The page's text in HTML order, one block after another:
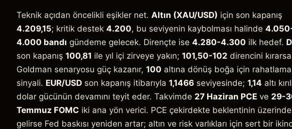
Teknik açıdan öncelikli eşikler net. Altın (XAU/USD) için son kapanış
4.209,15; kritik destek 4.200, bu seviyenin kaybolması halinde
4.000 bandı gündeme gelecek. Dirençte ise 4.280-4.300 ilk hedef.
son kapanış 100,81 ile yıl içi zirveye yakın; 101,50-102 direncini kırarsa
Goldman senaryosu güç kazanır, 100 altına dönüş boğa için rahatlama
sinyali. EUR/USD son kapanış itibarıyla 1,1466 seviyesinde; 1,14 altı
dolar gücünün devamını teyit eder. Takvimde 27 Haziran PCE ve 29-
Temmuz FOMC iki ana yön verici. PCE çekirdekte beklentinin üzerinde
gelirse Fed baskısı yeniden artar; altın ve risk varlıkları için sert bir